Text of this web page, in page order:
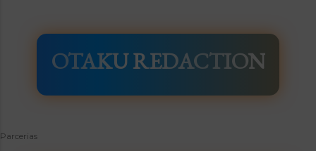
OTAKU REDACTION
Parcerias